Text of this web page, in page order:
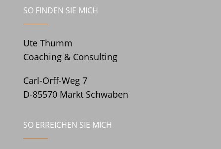
SO FINDEN SIE MICH
Ute Thumm
Coaching & Consulting
Carl-Orff-Weg 7
D-85570 Markt Schwaben
SO ERREICHEN SIE MICH